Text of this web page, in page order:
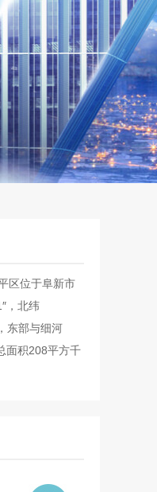
区位于阜新市
，北纬
东部与细河
面积208平方千